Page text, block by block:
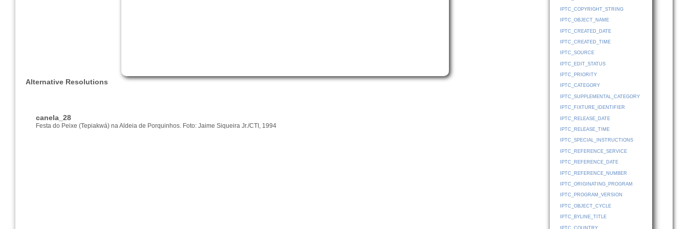
Alternative Resolutions
canela_28
Festa do Peixe (Tepiakwá) na Aldeia de Porquinhos. Foto: Jaime Siqueira Jr./CTI, 1994
IPTC_COPYRIGHT_STRING
IPTC_OBJECT_NAME
IPTC_CREATED_DATE
IPTC_CREATED_TIME
IPTC_SOURCE
IPTC_EDIT_STATUS
IPTC_PRIORITY
IPTC_CATEGORY
IPTC_SUPPLEMENTAL_CATEGORY
IPTC_FIXTURE_IDENTIFIER
IPTC_RELEASE_DATE
IPTC_RELEASE_TIME
IPTC_SPECIAL_INSTRUCTIONS
IPTC_REFERENCE_SERVICE
IPTC_REFERENCE_DATE
IPTC_REFERENCE_NUMBER
IPTC_ORIGINATING_PROGRAM
IPTC_PROGRAM_VERSION
IPTC_OBJECT_CYCLE
IPTC_BYLINE_TITLE
IPTC_COUNTRY